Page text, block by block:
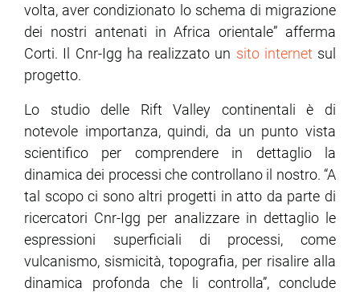
volta, aver condizionato lo schema di migrazione
dei nostri antenati in Africa orientale” afferma
Corti. Il Cnr-Igg ha realizzato un sito internet sul
progetto.
Lo studio delle Rift Valley continentali è di
notevole importanza, quindi, da un punto vista
scientifico per comprendere in dettaglio la
dinamica dei processi che controllano il nostro. “A
tal scopo ci sono altri progetti in atto da parte di
ricercatori Cnr-Igg per analizzare in dettaglio le
espressioni superficiali di processi, come
vulcanismo, sismicità, topografia, per risalire alla
dinamica profonda che li controlla”, conclude